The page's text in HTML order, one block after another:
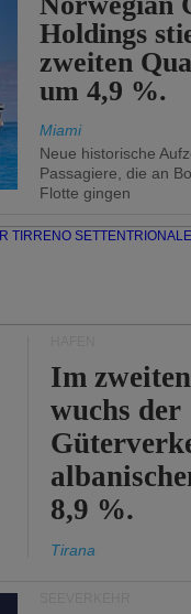
Holdings
zweiten
um 4,9 %.
Miami
Neue historische
Passagiere, die an
Flotte gingen
Im
wuchs der
8,9 %.
Tirana